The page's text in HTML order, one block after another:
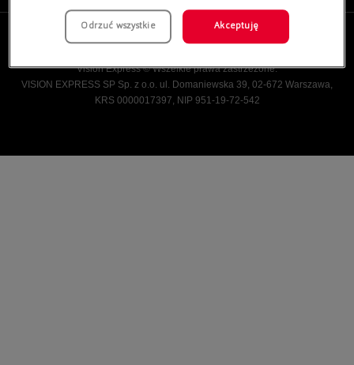
Vision Express © Wszelkie prawa zastrzeżone.
VISION EXPRESS SP Sp. z o.o. ul. Domaniewska 39, 02-672 Warszawa,
KRS 0000017397, NIP 951-19-72-542
Odrzuć wszystkie Akceptuję